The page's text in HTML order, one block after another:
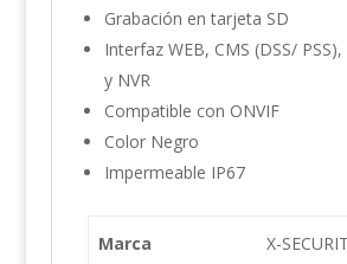
Grabación en tarjeta SD
Interfaz WEB, CMS (DSS/
y NVR
Compatible con ONVIF
Color Negro
Impermeable IP67
Marca X-